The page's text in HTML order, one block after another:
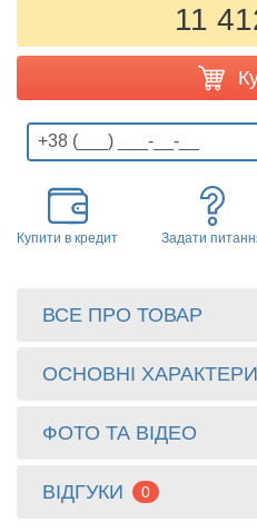
11
Купити в кредит Задати
ВСЕ ПРО ТОВАР
ОСНОВНІ
ФОТО ТА ВІДЕО
ВІДГУКИ 0